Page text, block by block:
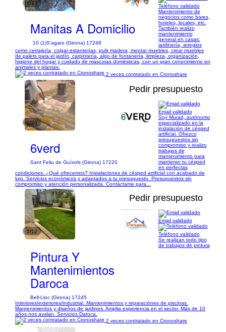
1/13
Manitas A Domicilio
10 (1)S'agaro (Girona) 17248
Teléfono validado
Mantenimiento de
negocios como bares,
hoteles, locales, etc.
También realizo
mantenimiento
general en casas:
jardinería, arreglos
como cerrajería, colgar estanterías, pulir madera, montar muebles, crear muebles
de palets para el jardín, carpintería, algo de fontanería, limpieza, organización,
higiene del hogar y cuidado de mascotas domésticas, con un gran conocimiento en
animales y plantas.
2 veces contratado en Cronoshare
1/20
Pedir presupuesto
6verd
Sant Feliu de Guíxols (Girona) 17220
Email validado
Soy Murad, autónomo
especializado en la
instalación de césped
artificial. Ofrezco
presupuestos sin
compromiso y realizo
trabajos de
mantenimiento para
mantener tu césped
en perfectas
condiciones. ¿Qué ofrecemos? Instalaciones de césped artificial con acabado de
lujo. Servicios económicos y adaptados a tu presupuesto. Presupuestos sin
compromiso y atención personalizada. Contáctame para...
1/12
Pedir presupuesto
Pintura Y
Mantenimientos
Daroca
Bell-Lloc (Girona) 17245
Email validado
Teléfono validado
Se realizan todo tipo
de trabajos de pintura
Interiores/exteriores/industrial. Mantenimientos y reparaciónes de piscinas.
Mantenimientos y diseños de jardines. Amplia experiencia en el sector. Más de 10
años nos avalan. Servicios Daroca.
2 veces contratado en Cronoshare